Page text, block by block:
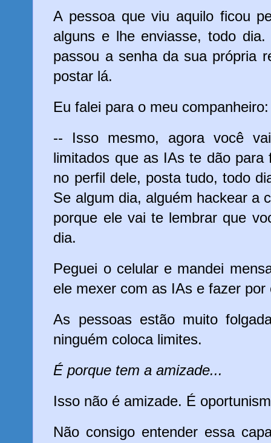
A pessoa que viu aquilo ficou
alguns e lhe enviasse, todo
passou a senha da sua própria
postar lá.
Eu falei para o meu
-- Isso mesmo, agora você
limitados que as IAs te dão para
no perfil dele, posta tudo, todo
Se algum dia, alguém hackear a
porque ele vai te lembrar que
dia.
Peguei o celular e mandei
ele mexer com as IAs e fazer por
As pessoas estão muito
ninguém coloca limites.
É porque tem a amizade...
Isso não é amizade. É
Não consigo entender essa